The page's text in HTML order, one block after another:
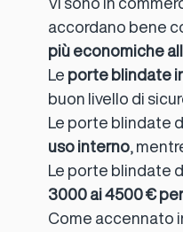
Porta basculanti garage a Milano
accordano bene
più economiche
Le porte blindate
buon livello di
Le porte blindate
uso interno ,
Le porte blindate
3000 ai 4500 €
Come accennato